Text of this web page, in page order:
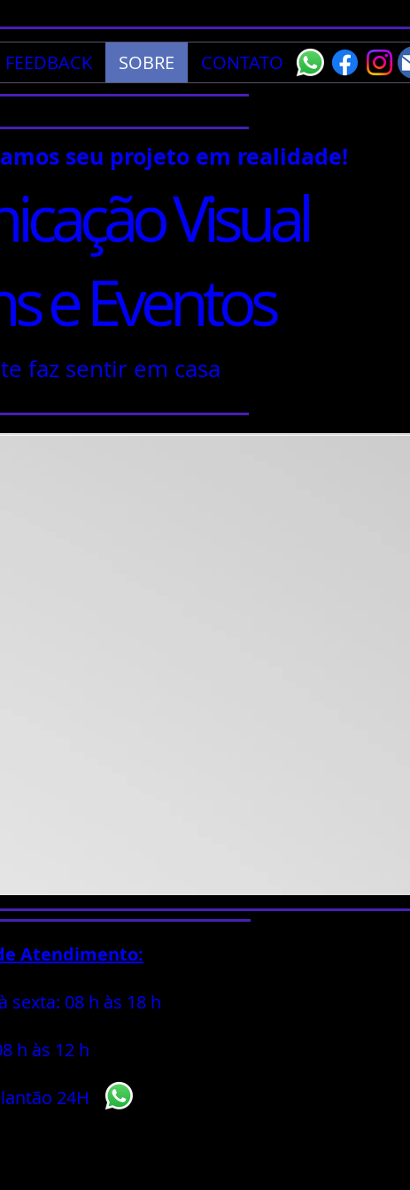
FEEDBACK SOBRE CONTATO
seu projeto em realidade!
Visual
e Eventos
faz sentir em casa
Atendimento:
sexta: 08 h às 18 h
h às 12 h
24H